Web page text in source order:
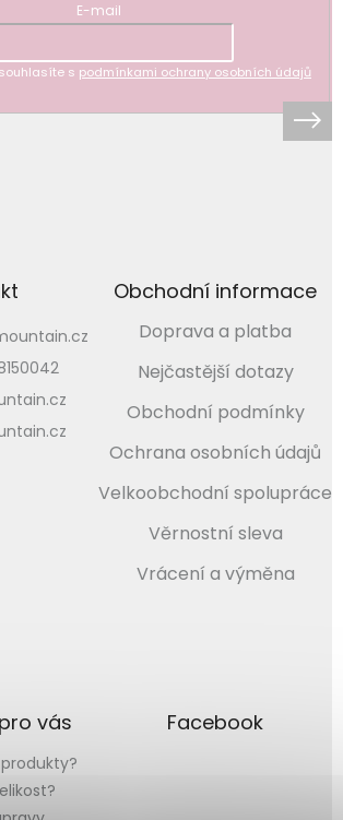
E-mail
s podmínkami ochrany osobních údajů
Obchodní informace
Doprava a platba
Nejčastější dotazy
Obchodní podmínky
Ochrana osobních údajů
Velkoobchodní spolupráce
Věrnostní sleva
Vrácení a výměna
vás Facebook